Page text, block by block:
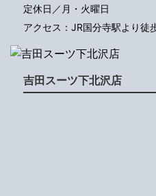
定休日／月・火曜日
アクセス：JR国分寺駅より徒
吉田スーツ下北沢店